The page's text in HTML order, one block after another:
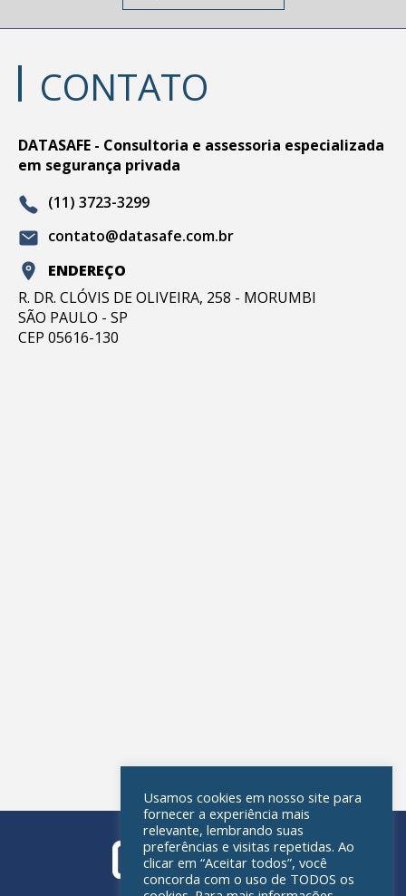
CONTATO
DATASAFE - Consultoria e assessoria especializada
em segurança privada
(11) 3723-3299
contato@datasafe.com.br
ENDEREÇO
R. DR. CLÓVIS DE OLIVEIRA, 258 - MORUMBI
SÃO PAULO - SP
CEP 05616-130
Usamos cookies em nosso site para
fornecer a experiência mais
relevante, lembrando suas
preferências e visitas repetidas. Ao
clicar em “Aceitar todos”, você
concorda com o uso de TODOS os